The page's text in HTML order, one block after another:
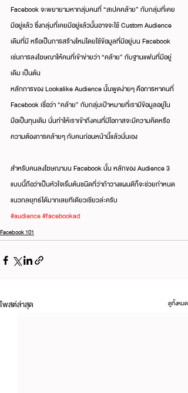
Facebook จะพยายามหากลุ่มคนที่ “สเปคคล้าย” กับกลุ่มที่เคย
มีอยู่แล้ว ซึ่งกลุ่มที่เคยมีอยู่แล้วนั้นอาจจะใช้ Custom Audience
เดิมที่มี หรือเป็นการสร้างใหม่โดยใช้ข้อมูลที่มีอยู่บน Facebook
เช่นการลงโฆษณาให้คนที่เข้าข่ายว่า “คล้าย” กับฐานแฟนที่มีอยู่
เดิม เป็นต้น
หลักการของ Lookalike Audience นั้นพูดง่ายๆ คือการหาคนที่
Facebook เชื่อว่า “คล้าย” กับกลุ่มเป้าหมายที่เรามีข้อมูลอยู่ใน
มือเป็นทุนเดิม นั่นทำให้เราเข้าถึงคนที่มีโอกาสจะมีความคิดหรือ
ความต้องการคล้ายๆ กับคนก่อนหน้านี้แล้วนั่นเอง
สำหรับคนลงโฆษณาบน Facebook นั้น หลักของ Audience 3
แบบนี้ถือว่าเป็นหัวใจเริ่มต้นชนิดที่ว่าถ้าวางแผนดีก็จะช่วยกำหนด
แนวกลยุทธ์ได้มากเลยทีเดียวเชียวล่ะครับ
#audience#facebookad
Facebook 101
โพสต์ล่าสุด ดูทั้งหมด